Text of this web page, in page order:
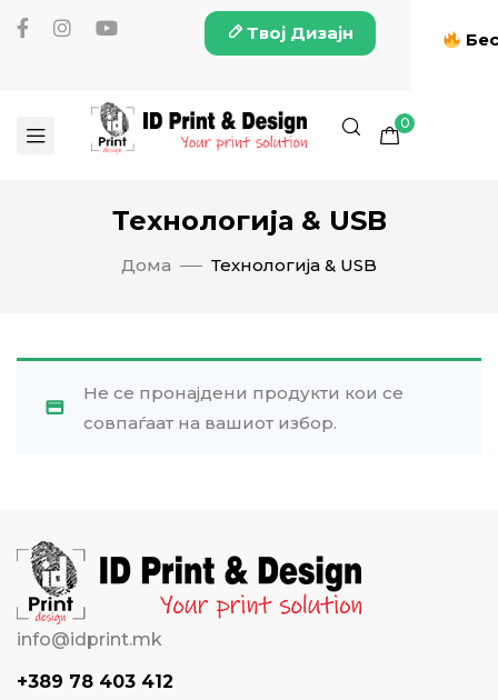
Твој Дизајн
0
Технологија & USB
Дома Технологија & USB
Не се пронајдени продукти кои се
совпаѓаат на вашиот избор.
info@idprint.mk
+389 78 403 412